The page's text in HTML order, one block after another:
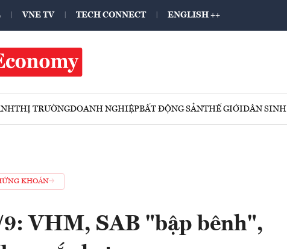
VNE TV TECH CONNECT ENGLISH ++
THỊ TRƯỜNGDOANH NGHIỆPBẤT ĐỘNG SẢNTHẾ GIỚIDÂN SINH
KHOÁN
VHM, SAB "bập bênh",